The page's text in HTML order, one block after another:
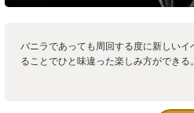
バニラであっても周回する度に新しい
ることでひと味違った楽しみ方ができる。